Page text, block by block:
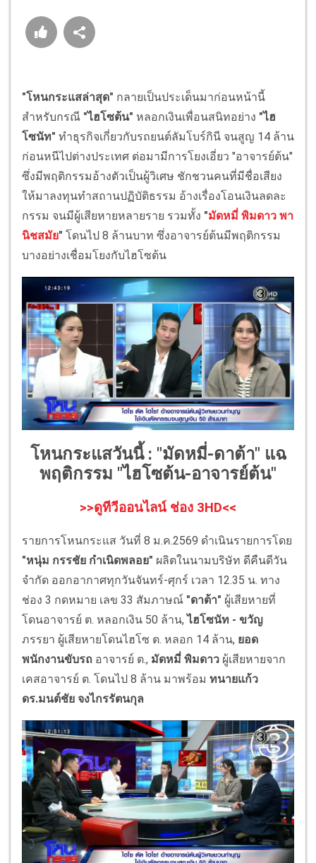
"โหนกระแสล่าสุด" กลายเป็นประเด็นมาก่อนหน้านี้
สำหรับกรณี "ไฮโซต้น" หลอกเงินเพื่อนสนิทอย่าง "ไฮ
โซนัท" ทำธุรกิจเกี่ยวกับรถยนต์ลัมโบร์กินี จนสูญ 14 ล้าน
ก่อนหนีไปต่างประเทศ ต่อมามีการโยงเอี่ยว "อาจารย์ต้น"
ซึ่งมีพฤติกรรมอ้างตัวเป็นผู้วิเศษ ชักชวนคนที่มีชื่อเสียง
ให้มาลงทุนทำสถานปฏิบัติธรรม อ้างเรื่องโอนเงินลดละ
กรรม จนมีผู้เสียหายหลายราย รวมทั้ง "มัดหมี่ พิมดาว พา
นิชสมัย" โดนไป 8 ล้านบาท ซึ่งอาจารย์ต้นมีพฤติกรรม
บางอย่างเชื่อมโยงกับไฮโซต้น
โหนกระแสวันนี้ : "มัดหมี่-ดาต้า" แฉ
พฤติกรรม "ไฮโซต้น-อาจารย์ต้น"
>>ดูทีวีออนไลน์ ช่อง 3HD<<
รายการโหนกระแส วันที่ 8 ม.ค.2569 ดำเนินรายการโดย
"หนุ่ม กรรชัย กำเนิดพลอย" ผลิตในนามบริษัท ดีคืนดีวัน
จำกัด ออกอากาศทุกวันจันทร์-ศุกร์ เวลา 12.35 น. ทาง
ช่อง 3 กดหมาย เลข 33 สัมภาษณ์ "ดาต้า" ผู้เสียหายที่
โดนอาจารย์ ต. หลอกเงิน 50 ล้าน,ไฮโซนัท - ขวัญ
ภรรยา ผู้เสียหายโดนไฮโซ ต. หลอก 14 ล้าน, ยอด
พนักงานขับรถ อาจารย์ ต., มัดหมี่ พิมดาว ผู้เสียหายจาก
เคสอาจารย์ ต. โดนไป 8 ล้าน มาพร้อม ทนายแก้ว
ดร.มนต์ชัย จงไกรรัตนกุล